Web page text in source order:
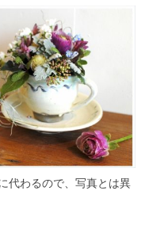
代わるので、写真とは異